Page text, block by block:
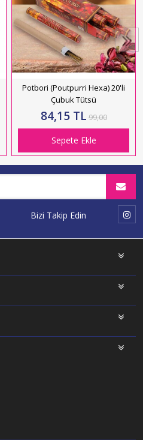
Potbori (Poutpurri Hexa) 20'li
Çubuk Tütsü
84,15 TL 99,00
Sepete Ekle
Bizi Takip Edin